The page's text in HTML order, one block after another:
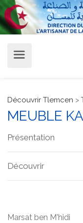
Découvrir Tlemcen >
MEUBLE
Présentation
Découvrir
Marsat ben M'hidi